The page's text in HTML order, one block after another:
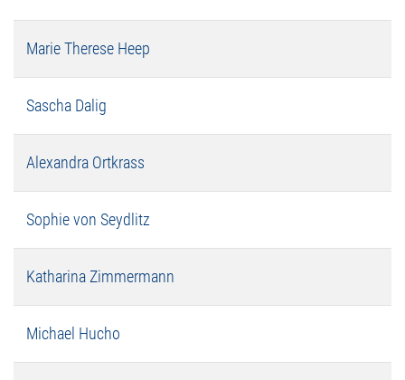
Marie Therese Heep
Sascha Dalig
Alexandra Ortkrass
Sophie von Seydlitz
Katharina Zimmermann
Michael Hucho